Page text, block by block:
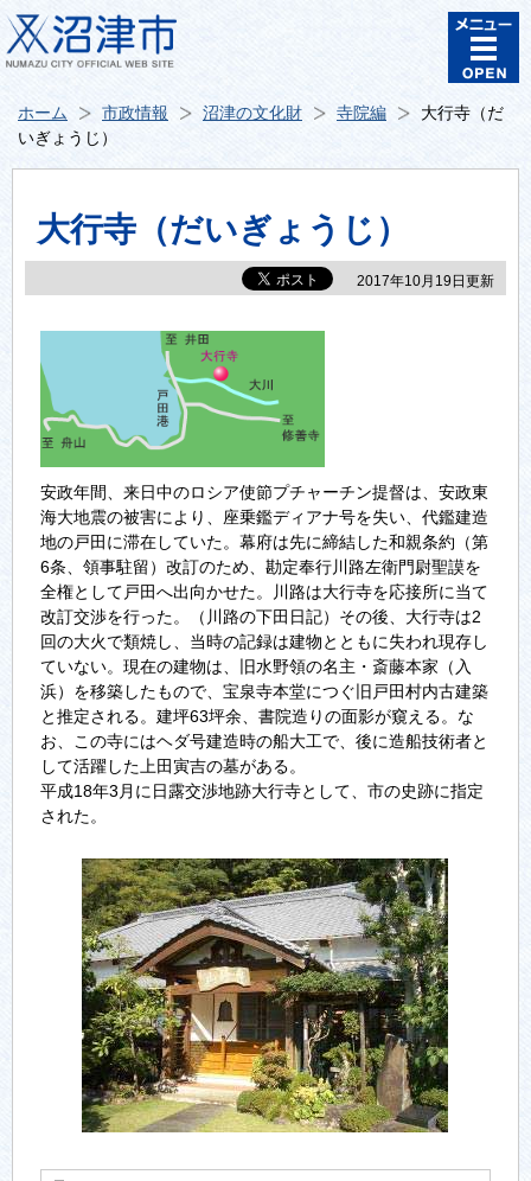
ホーム 市政情報 沼津の文化財 寺院編
大行寺（だ
いぎょうじ）
大行寺（だいぎょうじ）
2017年10月19日更新
安政年間、来日中のロシア使節プチャーチン提督は、安政東
海大地震の被害により、座乗鑑ディアナ号を失い、代鑑建造
地の戸田に滞在していた。幕府は先に締結した和親条約（第
6条、領事駐留）改訂のため、勘定奉行川路左衛門尉聖謨を
全権として戸田へ出向かせた。川路は大行寺を応接所に当て
改訂交渉を行った。（川路の下田日記）その後、大行寺は2
回の大火で類焼し、当時の記録は建物とともに失われ現存し
ていない。現在の建物は、旧水野領の名主・斎藤本家（入
浜）を移築したもので、宝泉寺本堂につぐ旧戸田村内古建築
と推定される。建坪63坪余、書院造りの面影が窺える。な
お、この寺にはヘダ号建造時の船大工で、後に造船技術者と
して活躍した上田寅吉の墓がある。
平成18年3月に日露交渉地跡大行寺として、市の史跡に指定
された。